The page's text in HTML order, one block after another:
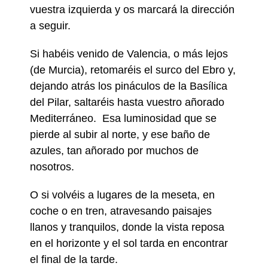
vuestra izquierda y os marcará la dirección
a seguir.
Si habéis venido de Valencia, o más lejos
(de Murcia), retomaréis el surco del Ebro y,
dejando atrás los pináculos de la Basílica
del Pilar, saltaréis hasta vuestro añorado
Mediterráneo. Esa luminosidad que se
pierde al subir al norte, y ese baño de
azules, tan añorado por muchos de
nosotros.
O si volvéis a lugares de la meseta, en
coche o en tren, atravesando paisajes
llanos y tranquilos, donde la vista reposa
en el horizonte y el sol tarda en encontrar
el final de la tarde.